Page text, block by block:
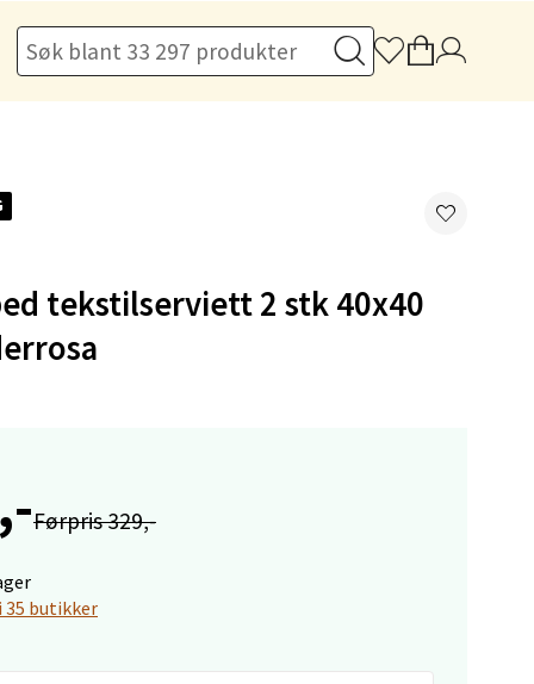
tekstilserviett 2 stk 40x40
Førpris 329,-
35 butikker